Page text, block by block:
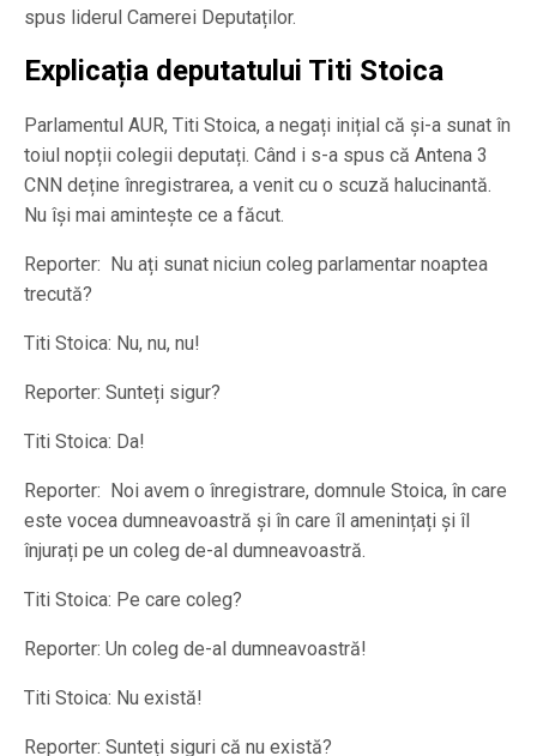
spus liderul Camerei Deputaților.
Explicația deputatului Titi Stoica
Parlamentul AUR, Titi Stoica, a negați inițial că și-a sunat în
toiul nopții colegii deputați. Când i s-a spus că Antena 3
CNN deține înregistrarea, a venit cu o scuză halucinantă.
Nu își mai amintește ce a făcut.
Reporter: Nu ați sunat niciun coleg parlamentar noaptea
trecută?
Titi Stoica: Nu, nu, nu!
Reporter: Sunteți sigur?
Titi Stoica: Da!
Reporter: Noi avem o înregistrare, domnule Stoica, în care
este vocea dumneavoastră și în care îl amenințați și îl
înjurați pe un coleg de-al dumneavoastră.
Titi Stoica: Pe care coleg?
Reporter: Un coleg de-al dumneavoastră!
Titi Stoica: Nu există!
Reporter: Sunteți siguri că nu există?